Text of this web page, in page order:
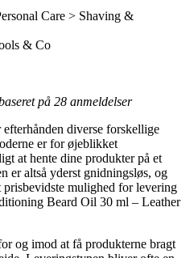
Care > Shaving &
& Co
på 28 anmeldelser
diverse forskellige
er for øjeblikket
at hente dine produkter på et
er altså yderst gnidningsløs, og
prisbevidste mulighed for levering
Beard Oil 30 ml – Leather
og imod at få produkterne bragt